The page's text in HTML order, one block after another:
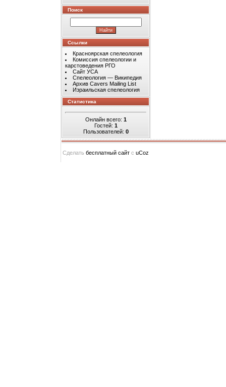
Поиск
Ссылки
Красноярская спелеология
Комиссия спелеологии и
карстоведения РГО
Сайт УСА
Спелеология — Википедия
Архив Cavers Mailing List
Израильская спелеология
Статистика
Онлайн всего: 1
Гостей: 1
Пользователей: 0
Сделать бесплатный сайт с uCoz